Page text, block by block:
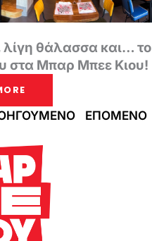
λίγη θάλασσα και… το
στα Μπαρ Μπεε Κιου!
ΕΠΟΜΕΝΟ